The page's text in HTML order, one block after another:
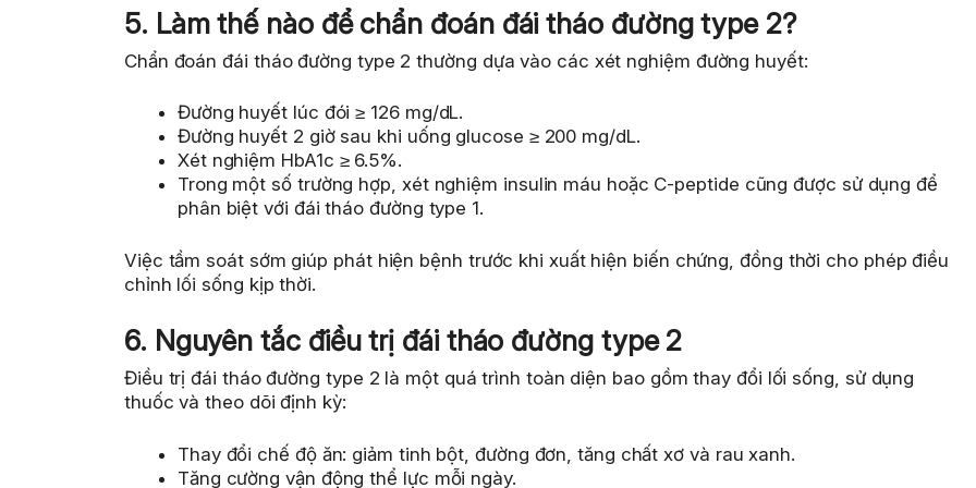
5. Làm thế nào để chẩn đoán đái tháo đường type 2?
Chẩn đoán đái tháo đường type 2 thường dựa vào các xét nghiệm đường huyết:
Đường huyết lúc đói ≥ 126 mg/dL.
Đường huyết 2 giờ sau khi uống glucose ≥ 200 mg/dL.
Xét nghiệm HbA1c ≥ 6.5%.
Trong một số trường hợp, xét nghiệm insulin máu hoặc C-peptide cũng được sử dụng để
phân biệt với đái tháo đường type 1.
Việc tầm soát sớm giúp phát hiện bệnh trước khi xuất hiện biến chứng, đồng thời cho phép điều
chỉnh lối sống kịp thời.
6. Nguyên tắc điều trị đái tháo đường type 2
Điều trị đái tháo đường type 2 là một quá trình toàn diện bao gồm thay đổi lối sống, sử dụng
thuốc và theo dõi định kỳ:
Thay đổi chế độ ăn: giảm tinh bột, đường đơn, tăng chất xơ và rau xanh.
Tăng cường vận động thể lực mỗi ngày.